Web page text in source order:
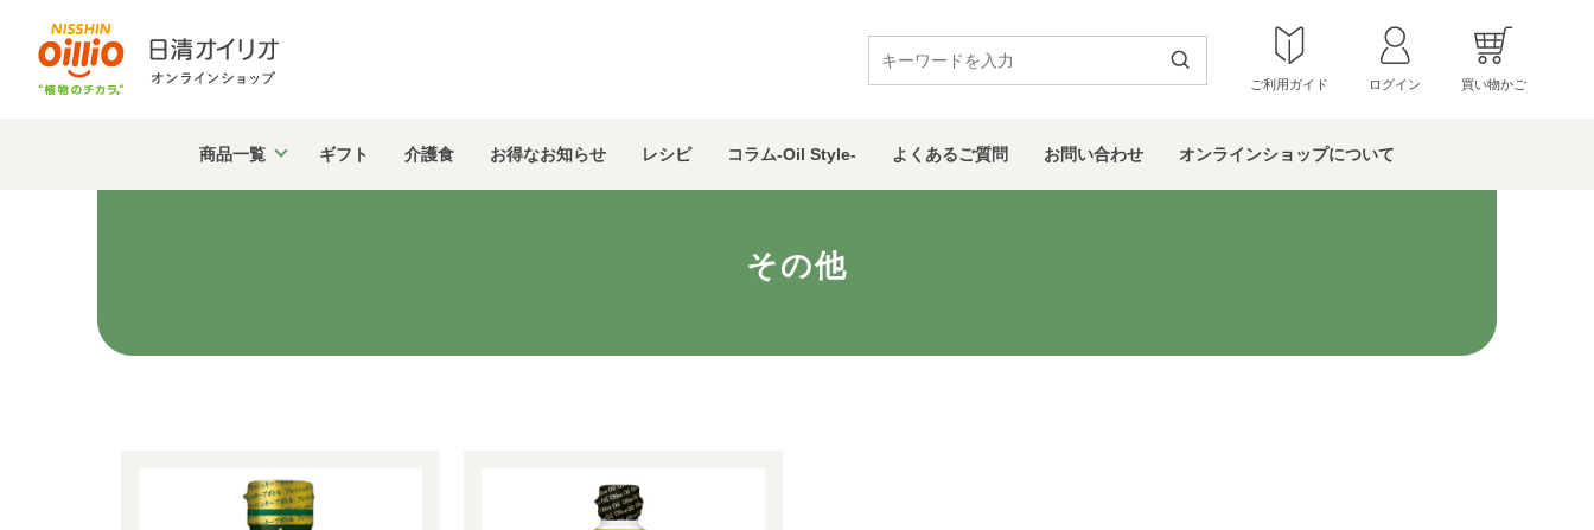
ご利用ガイド ログイン 買い物かご
商品一覧 ギフト 介護食 お得なお知らせ レシピ コラム-Oil Style- よくあるご質問 お問い合わせ オンラインショップについて
その他